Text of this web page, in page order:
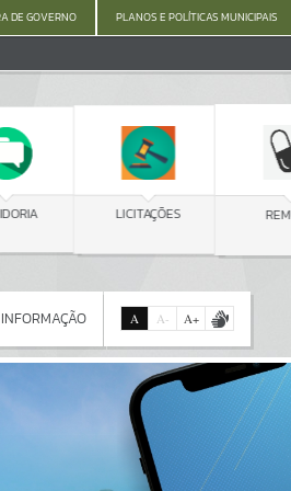
DE GOVERNO PLANOS E POLÍTICAS MUNICIPAIS
LICITAÇÕES REMUME
Por favor, aguarde...
A A- A+